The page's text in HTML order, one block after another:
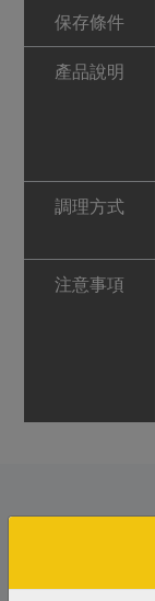
保存條件
產品說明
調理方式
注意事項